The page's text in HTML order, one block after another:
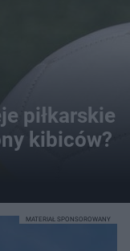
piłkarskie
kibiców?
MATERIAŁ SPONSOROWANY